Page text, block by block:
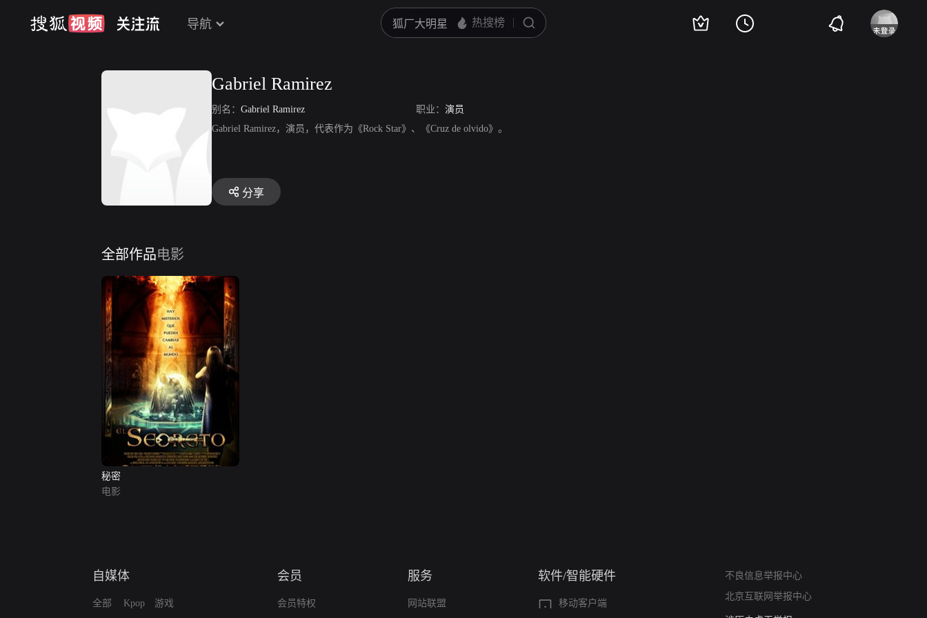
导航
Gabriel Ramirez
别名： Gabriel Ramirez 职业： 演员
Gabriel Ramirez，演员，代表作为《Rock Star》、《Cruz de olvido》。
分享
全部作品电影
秘密
电影
自媒体
全部 Kpop 游戏
会员
会员特权
服务
网站联盟
软件/智能硬件
移动客户端
不良信息举报中心
北京互联网举报中心
亚运会举报专区